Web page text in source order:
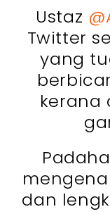
Ustaz
Twitter
yang
kerana
dan